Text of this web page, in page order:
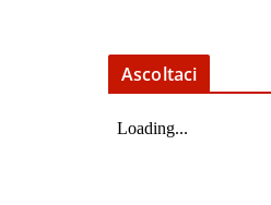
Ascoltaci